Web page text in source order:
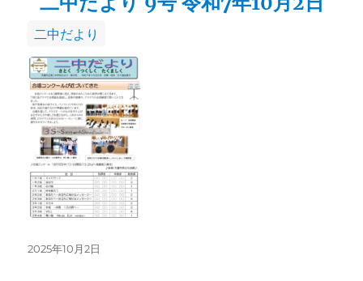
カ
テ
ゴ
リ
ー
二中だより
投
2025年10月2日